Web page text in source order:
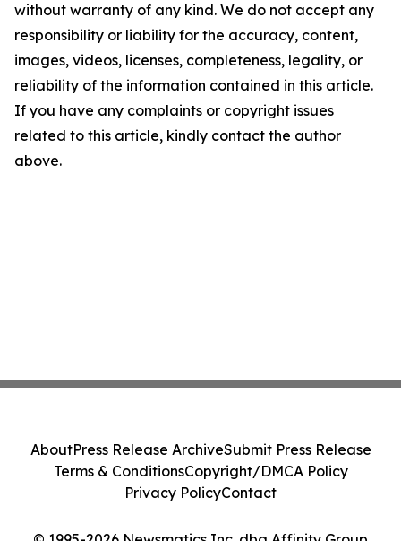
without warranty of any kind. We do not accept any
responsibility or liability for the accuracy, content,
images, videos, licenses, completeness, legality, or
reliability of the information contained in this article.
If you have any complaints or copyright issues
related to this article, kindly contact the author
above.
AboutPress Release ArchiveSubmit Press Release
Terms & ConditionsCopyright/DMCA Policy
Privacy PolicyContact